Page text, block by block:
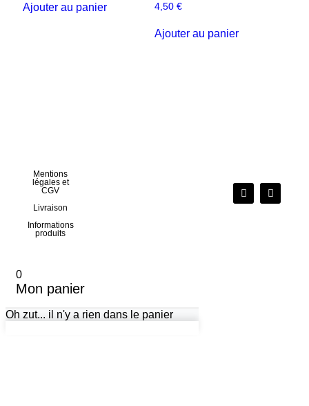
Ajouter au panier
Note
4,50 €
Ajouter au panier
Mentions
légales et
CGV
Livraison
Informations
produits
0
Mon panier
Oh zut... il n'y a rien dans le panier